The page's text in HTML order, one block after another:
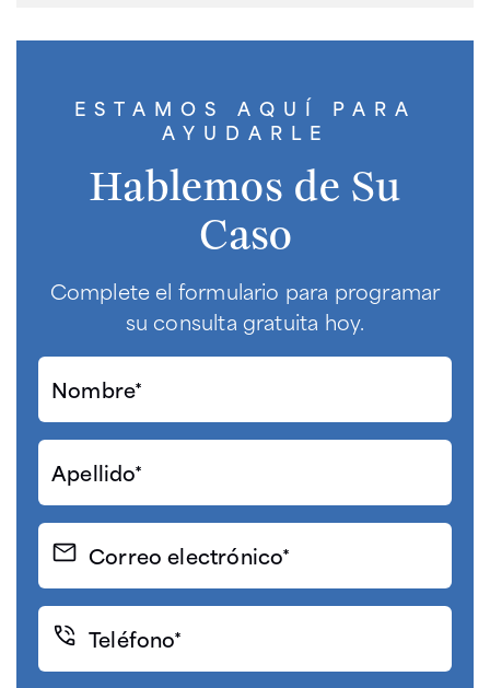
ESTAMOS AQUÍ PARA
AYUDARLE
Hablemos de Su
Caso
Complete el formulario para programar
su consulta gratuita hoy.
Nombre*
(Required)
Apellido*
(Required)
Correo
electrónico
Teléfono*
(Required)